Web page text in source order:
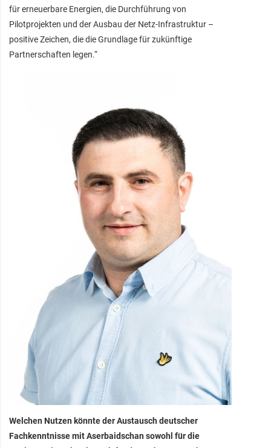
für erneuerbare Energien, die Durchführung von
Pilotprojekten und der Ausbau der Netz-Infrastruktur –
positive Zeichen, die die Grundlage für zukünftige
Partnerschaften legen.“
Welchen Nutzen könnte der Austausch deutscher
Fachkenntnisse mit Aserbaidschan sowohl für die